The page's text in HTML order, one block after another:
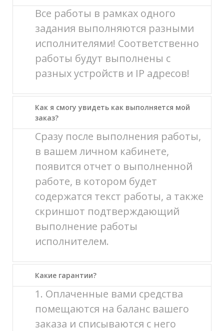
Все работы в рамках одного
задания выполняются разными
исполнителями! Соответственно
работы будут выполнены с
разных устройств и IP адресов!
Как я смогу увидеть как выполняется мой
заказ?
Сразу после выполнения работы,
в вашем личном кабинете,
появится отчет о выполненной
работе, в котором будет
содержатся текст работы, а также
скриншот подтверждающий
выполнение работы
исполнителем.
Какие гарантии?
1. Оплаченные вами средства
помещаются на баланс вашего
заказа и списываются с него